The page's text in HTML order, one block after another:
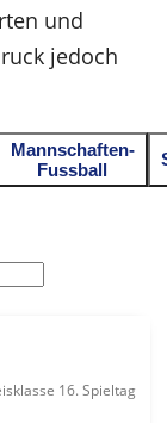
und
jedoch
Mannschaften-
Fussball
16. Spieltag